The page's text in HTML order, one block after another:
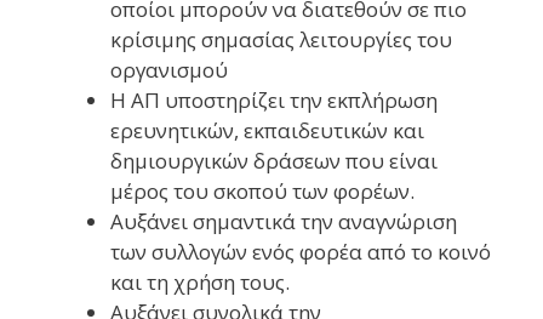
οποίοι μπορούν να διατεθούν σε πιο
κρίσιμης σημασίας λειτουργίες του
οργανισμού
Η ΑΠ υποστηρίζει την εκπλήρωση
ερευνητικών, εκπαιδευτικών και
δημιουργικών δράσεων που είναι
μέρος του σκοπού των φορέων.
Αυξάνει σημαντικά την αναγνώριση
των συλλογών ενός φορέα από το κοινό
και τη χρήση τους.
Αυξάνει συνολικά την